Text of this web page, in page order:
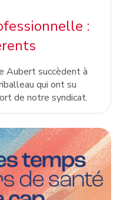
:
Aubert succèdent à
qui ont su
de notre syndicat.